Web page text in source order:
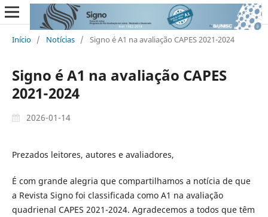
Início / Notícias / Signo é A1 na avaliação CAPES 2021-2024
Signo é A1 na avaliação CAPES
2021-2024
2026-01-14
Prezados leitores, autores e avaliadores,
É com grande alegria que compartilhamos a notícia de que
a Revista Signo foi classificada como A1 na avaliação
quadrienal CAPES 2021-2024. Agradecemos a todos que têm